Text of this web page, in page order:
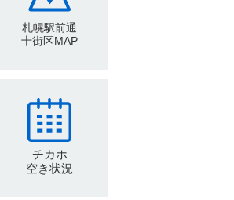
札幌駅前通
十街区MAP
チカホ
空き状況